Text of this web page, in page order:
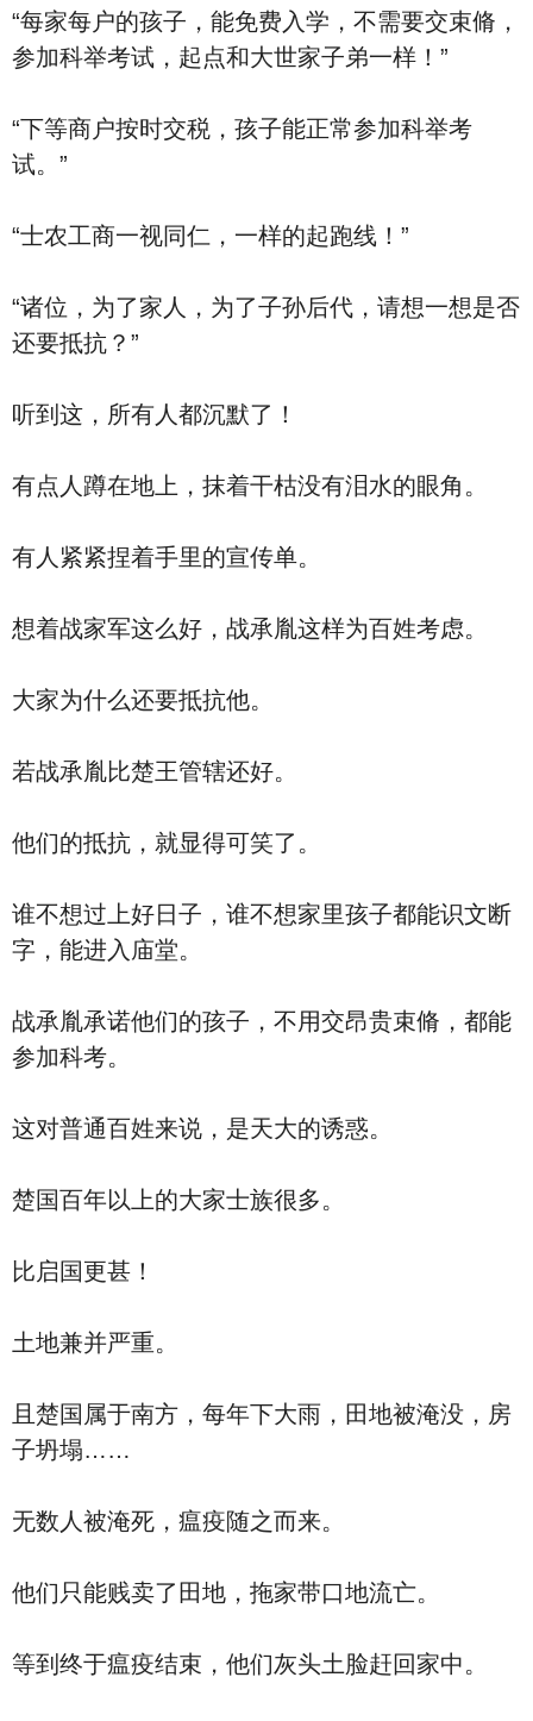
“每家每户的孩子，能免费入学，不需要交束脩，
参加科举考试，起点和大世家子弟一样！”
“下等商户按时交税，孩子能正常参加科举考
试。”
“士农工商一视同仁，一样的起跑线！”
“诸位，为了家人，为了子孙后代，请想一想是否
还要抵抗？”
听到这，所有人都沉默了！
有点人蹲在地上，抹着干枯没有泪水的眼角。
有人紧紧捏着手里的宣传单。
想着战家军这么好，战承胤这样为百姓考虑。
大家为什么还要抵抗他。
若战承胤比楚王管辖还好。
他们的抵抗，就显得可笑了。
谁不想过上好日子，谁不想家里孩子都能识文断
字，能进入庙堂。
战承胤承诺他们的孩子，不用交昂贵束脩，都能
参加科考。
这对普通百姓来说，是天大的诱惑。
楚国百年以上的大家士族很多。
比启国更甚！
土地兼并严重。
且楚国属于南方，每年下大雨，田地被淹没，房
子坍塌……
无数人被淹死，瘟疫随之而来。
他们只能贱卖了田地，拖家带口地流亡。
等到终于瘟疫结束，他们灰头土脸赶回家中。